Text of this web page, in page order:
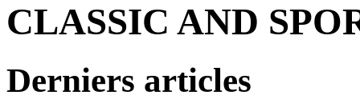
CLASSIC AND
Derniers articles